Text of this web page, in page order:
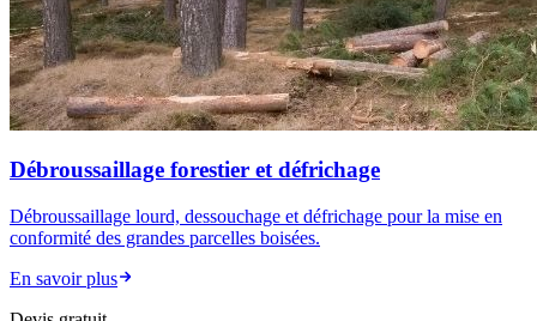
Débroussaillage forestier et défrichage
Débroussaillage lourd, dessouchage et défrichage pour la mise en
conformité des grandes parcelles boisées.
En savoir plus